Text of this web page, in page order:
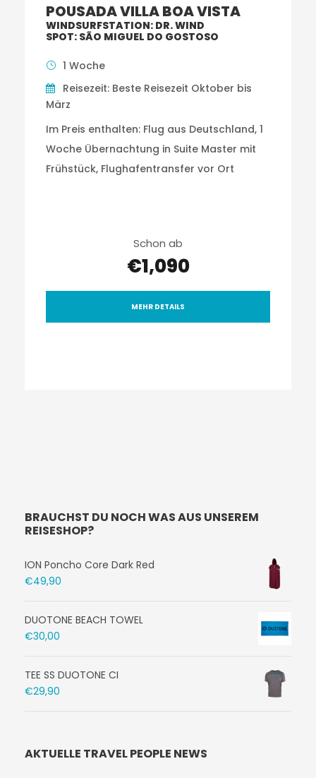
POUSADA VILLA BOA VISTA
WINDSURFSTATION: DR. WIND
SPOT: SÃO MIGUEL DO GOSTOSO
1 Woche
Reisezeit: Beste Reisezeit Oktober bis
März
Im Preis enthalten: Flug aus Deutschland, 1
Woche Übernachtung in Suite Master mit
Frühstück, Flughafentransfer vor Ort
Schon ab
€1,090
MEHR DETAILS
BRAUCHST DU NOCH WAS AUS UNSEREM
REISESHOP?
ION Poncho Core Dark Red
€49,90
DUOTONE BEACH TOWEL
€30,00
TEE SS DUOTONE CI
€29,90
AKTUELLE TRAVEL PEOPLE NEWS